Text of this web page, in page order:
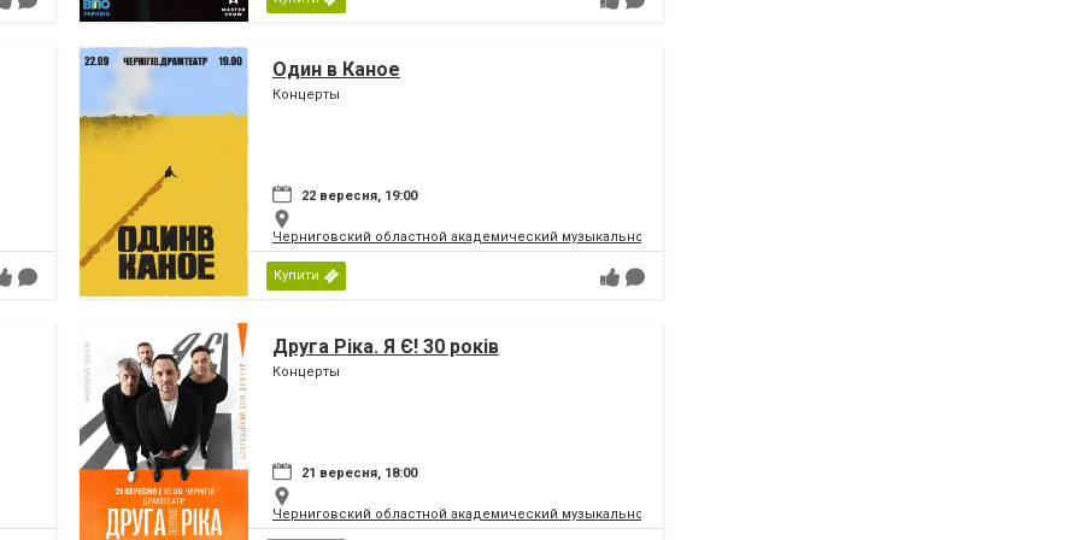
Один в Каное
Концерты
22 вересня, 19:00
Черниговский областной академический музыкально-драматический театр имени Т.Г.Шевченко
Купити
Друга Ріка. Я Є! 30 років
Концерты
21 вересня, 18:00
Черниговский областной академический музыкально-драматический театр имени Т.Г.Шевченко